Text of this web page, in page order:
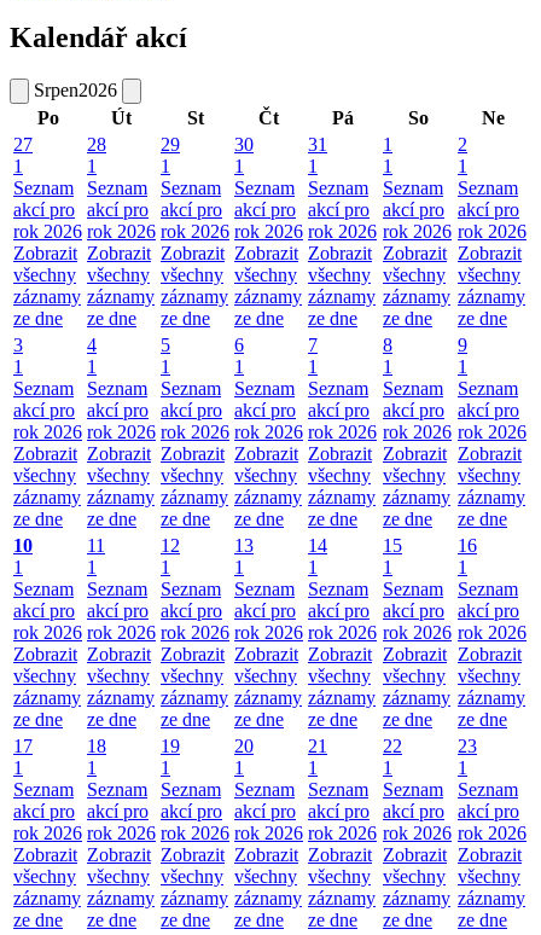
Kalendář akcí
Srpen2026
Po
Út St Čt Pá So
Ne
27
1
Seznam
akcí pro
rok 2026
Zobrazit
všechny
záznamy
ze dne
28
1
Seznam
akcí pro
rok 2026
Zobrazit
všechny
záznamy
ze dne
29
1
Seznam
akcí pro
rok 2026
Zobrazit
všechny
záznamy
ze dne
30
1
Seznam
akcí pro
rok 2026
Zobrazit
všechny
záznamy
ze dne
31
1
Seznam
akcí pro
rok 2026
Zobrazit
všechny
záznamy
ze dne
1
1
Seznam
akcí pro
rok 2026
Zobrazit
všechny
záznamy
ze dne
2
1
Seznam
akcí pro
rok 2026
Zobrazit
všechny
záznamy
ze dne
3
1
Seznam
akcí pro
rok 2026
Zobrazit
všechny
záznamy
ze dne
4
1
Seznam
akcí pro
rok 2026
Zobrazit
všechny
záznamy
ze dne
5
1
Seznam
akcí pro
rok 2026
Zobrazit
všechny
záznamy
ze dne
6
1
Seznam
akcí pro
rok 2026
Zobrazit
všechny
záznamy
ze dne
7
1
Seznam
akcí pro
rok 2026
Zobrazit
všechny
záznamy
ze dne
8
1
Seznam
akcí pro
rok 2026
Zobrazit
všechny
záznamy
ze dne
9
1
Seznam
akcí pro
rok 2026
Zobrazit
všechny
záznamy
ze dne
10
1
Seznam
akcí pro
rok 2026
Zobrazit
všechny
záznamy
ze dne
11
1
Seznam
akcí pro
rok 2026
Zobrazit
všechny
záznamy
ze dne
12
1
Seznam
akcí pro
rok 2026
Zobrazit
všechny
záznamy
ze dne
13
1
Seznam
akcí pro
rok 2026
Zobrazit
všechny
záznamy
ze dne
14
1
Seznam
akcí pro
rok 2026
Zobrazit
všechny
záznamy
ze dne
15
1
Seznam
akcí pro
rok 2026
Zobrazit
všechny
záznamy
ze dne
16
1
Seznam
akcí pro
rok 2026
Zobrazit
všechny
záznamy
ze dne
17
1
Seznam
akcí pro
rok 2026
Zobrazit
všechny
záznamy
ze dne
18
1
Seznam
akcí pro
rok 2026
Zobrazit
všechny
záznamy
ze dne
19
1
Seznam
akcí pro
rok 2026
Zobrazit
všechny
záznamy
ze dne
20
1
Seznam
akcí pro
rok 2026
Zobrazit
všechny
záznamy
ze dne
21
1
Seznam
akcí pro
rok 2026
Zobrazit
všechny
záznamy
ze dne
22
1
Seznam
akcí pro
rok 2026
Zobrazit
všechny
záznamy
ze dne
23
1
Seznam
akcí pro
rok 2026
Zobrazit
všechny
záznamy
ze dne